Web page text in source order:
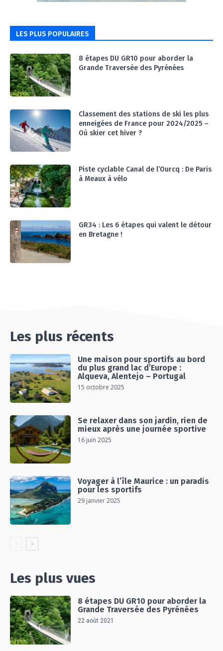
05:55
#Ep12 VLOG : ANNECY, ENTRE LAC ET
06:26
#Ep13 VLOG : DIRECTION LES LANDES POUR
UN SÉJOUR SPORT & NATURE
07:19
LANDES
#EP15 VLOG : DÉCOUVERTE DU VENTOUX AVEC
ON PISTE !
07:25
LES PLUS POPULAIRES
8 étapes DU GR10 pour aborder la
Grande Traversée des Pyrénées
Classement des stations de ski les plus
enneigées de France pour 2024/2025 –
Où skier cet hiver ?
Piste cyclable Canal de l’Ourcq : De Paris
à Meaux à vélo
GR34 : Les 6 étapes qui valent le détour
en Bretagne !
Les plus récents
Une maison pour sportifs au bord
du plus grand lac d’Europe :
Alqueva, Alentejo – Portugal
15 octobre 2025
Se relaxer dans son jardin, rien de
mieux après une journée sportive
16 juin 2025
Voyager à l’île Maurice : un paradis
pour les sportifs
29 janvier 2025
Les plus vues
8 étapes DU GR10 pour aborder la
Grande Traversée des Pyrénées
22 août 2021